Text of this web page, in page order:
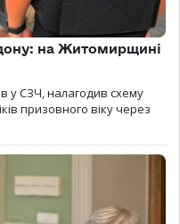
на Житомирщині
у СЗЧ, налагодив схему
призовного віку через